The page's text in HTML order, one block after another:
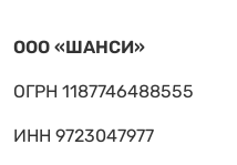
ООО «ШАНСИ»
ОГРН 1187746488555
ИНН 9723047977